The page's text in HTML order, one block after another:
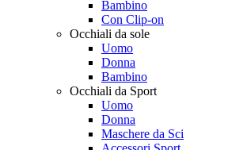
Bambino
Con Clip-on
Occhiali da sole
Uomo
Donna
Bambino
Occhiali da Sport
Uomo
Donna
Maschere da Sci